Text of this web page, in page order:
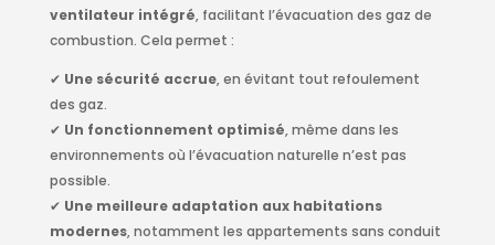
ventilateur intégré, facilitant l’évacuation des gaz de
combustion. Cela permet :
✔ Une sécurité accrue, en évitant tout refoulement
des gaz.
✔ Un fonctionnement optimisé, même dans les
environnements où l’évacuation naturelle n’est pas
possible.
✔ Une meilleure adaptation aux habitations
modernes, notamment les appartements sans conduit